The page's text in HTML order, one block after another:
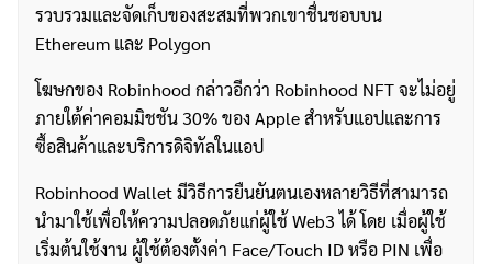
รวบรวมและจัดเก็บของสะสมที่พวกเขาชื่นชอบบน
Ethereum และ Polygon
โฆษกของ Robinhood กล่าวอีกว่า Robinhood NFT จะไม่อยู่
ภายใต้ค่าคอมมิชชัน 30% ของ Apple สำหรับแอปและการ
ซื้อสินค้าและบริการดิจิทัลในแอป
Robinhood Wallet มีวิธีการยืนยันตนเองหลายวิธีที่สามารถ
นำมาใช้เพื่อให้ความปลอดภัยแก่ผู้ใช้ Web3 ได้ โดย เมื่อผู้ใช้
เริ่มต้นใช้งาน ผู้ใช้ต้องตั้งค่า Face/Touch ID หรือ PIN เพื่อ